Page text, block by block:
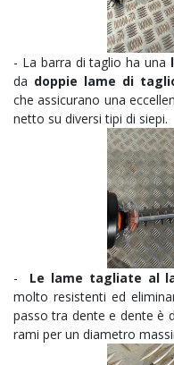
- La barra di taglio ha una
da doppie lame di
che assicurano una
netto su diversi tipi di siepi.
- Le lame tagliate al
molto resistenti ed
passo tra dente e dente è
rami per un diametro